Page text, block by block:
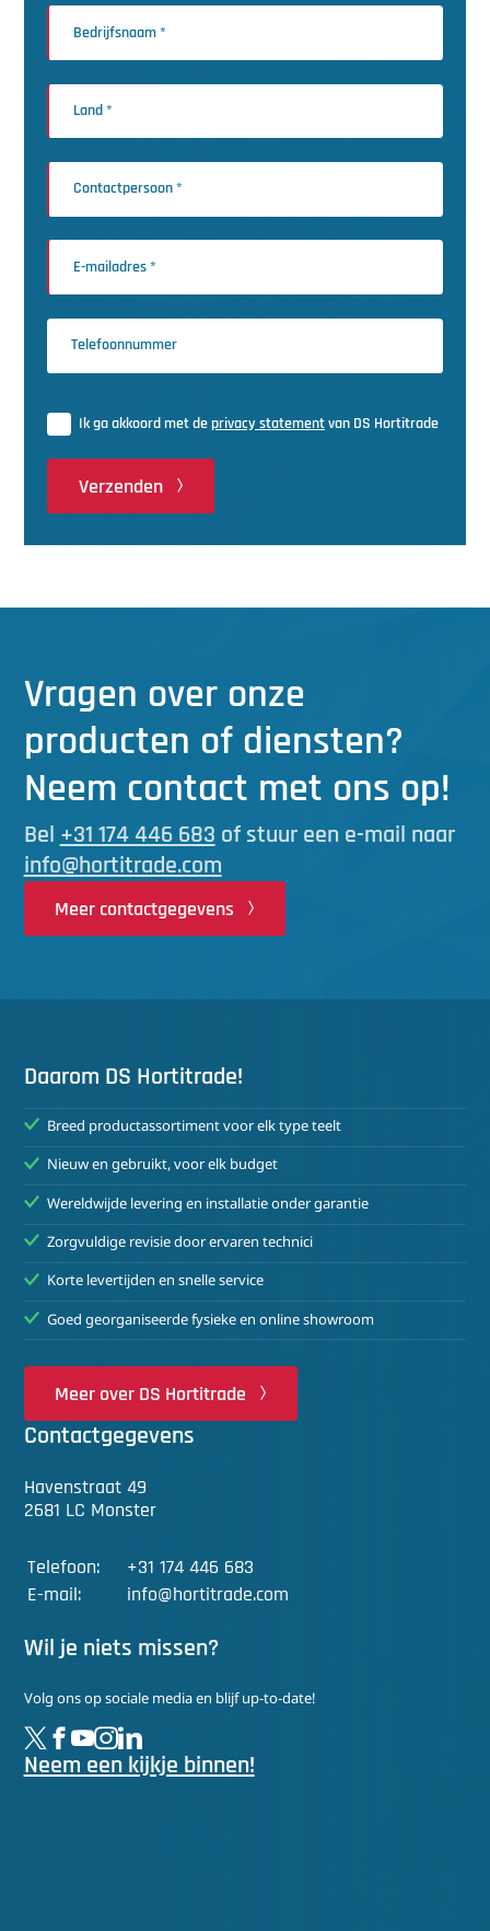
Ik ga akkoord met deprivacy statementvan DS Hortitrade
Verzenden
Vragen over onze
producten of diensten?
Neem contact met ons op!
Bel +31 174 446 683 of stuur een e-mail naar
info@hortitrade.com
Meer contactgegevens
Daarom DS Hortitrade!
Breed productassortiment voor elk type teelt
Nieuw en gebruikt, voor elk budget
Wereldwijde levering en installatie onder garantie
Zorgvuldige revisie door ervaren technici
Korte levertijden en snelle service
Goed georganiseerde fysieke en online showroom
Meer over DS Hortitrade
Contactgegevens
Havenstraat 49
2681 LC Monster
Telefoon:
+31 174 446 683
E-mail:
info@hortitrade.com
Wil je niets missen?
Volg ons op sociale media en blijf up-to-date!
Neem een kijkje binnen!